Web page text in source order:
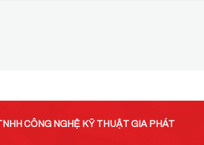
CÔNG NGHỆ KỸ THUẬT GIA PHÁT